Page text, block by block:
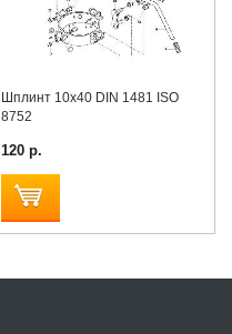
Шплинт 10x40 DIN 1481 ISO
8752
120 р.